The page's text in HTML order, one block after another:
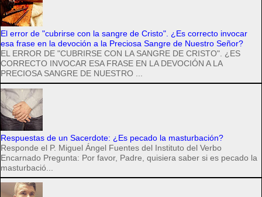
El error de "cubrirse con la sangre de Cristo". ¿Es correcto invocar
esa frase en la devoción a la Preciosa Sangre de Nuestro Señor?
EL ERROR DE "CUBRIRSE CON LA SANGRE DE CRISTO". ¿ES
CORRECTO INVOCAR ESA FRASE EN LA DEVOCIÓN A LA
PRECIOSA SANGRE DE NUESTRO ...
Respuestas de un Sacerdote: ¿Es pecado la masturbación?
Responde el P. Miguel Ángel Fuentes del Instituto del Verbo
Encarnado Pregunta: Por favor, Padre, quisiera saber si es pecado la
masturbació...